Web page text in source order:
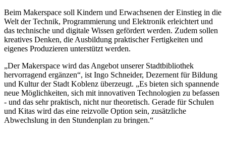
Beim Makerspace soll Kindern und Erwachsenen der Einstieg in die
Welt der Technik, Programmierung und Elektronik erleichtert und
das technische und digitale Wissen gefördert werden. Zudem sollen
kreatives Denken, die Ausbildung praktischer Fertigkeiten und
eigenes Produzieren unterstützt werden.
„Der Makerspace wird das Angebot unserer Stadtbibliothek
hervorragend ergänzen“, ist Ingo Schneider, Dezernent für Bildung
und Kultur der Stadt Koblenz überzeugt. „Es bieten sich spannende
neue Möglichkeiten, sich mit innovativen Technologien zu befassen
- und das sehr praktisch, nicht nur theoretisch. Gerade für Schulen
und Kitas wird das eine reizvolle Option sein, zusätzliche
Abwechslung in den Stundenplan zu bringen.“